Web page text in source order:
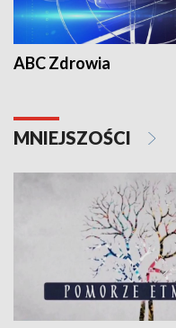
ABC Zdrowia
MNIEJSZOŚCI